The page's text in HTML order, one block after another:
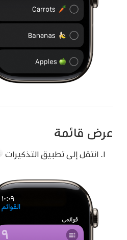
عرض قائمة
انتقل إلى تطبيق التذكيرات